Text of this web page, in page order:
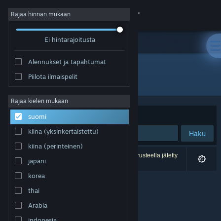
Kirjaudu sisään
Tietoa
Tuki
Vaihda kieli
Hanki Steam-mobiilisovellus
Näytä työpöytäsivusto
Rajaa hinnan mukaan
Ei hintarajoitusta
Alennukset ja tapahtumat
Piilota ilmaispelit
Rajaa kielen mukaan
suomi
kiina (yksinkertaistettu)
kiina (perinteinen)
japani
korea
thai
Arabia
Kehittäjä: Polyraptor Games
Järjestelyperuste
Haku
0 tulosta vastaa hakuasi. 1 peli on asetustesi perusteella jätetty
pois.